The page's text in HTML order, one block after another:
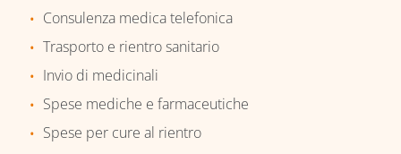
Consulenza medica telefonica
Trasporto e rientro sanitario
Invio di medicinali
Spese mediche e farmaceutiche
Spese per cure al rientro